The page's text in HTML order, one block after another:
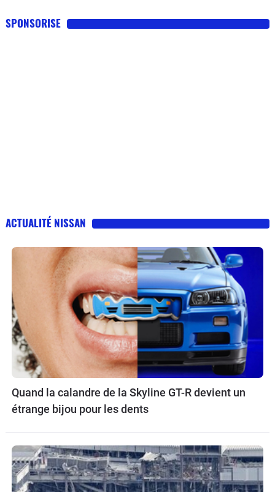
SPONSORISE
ACTUALITÉ NISSAN
Quand la calandre de la Skyline GT-R devient un
étrange bijou pour les dents